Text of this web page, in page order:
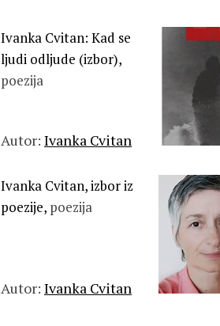
Ivanka Cvitan: Kad se
ljudi odljude (izbor),
poezija
Autor: Ivanka Cvitan
Ivanka Cvitan, izbor iz
poezije, poezija
Autor: Ivanka Cvitan